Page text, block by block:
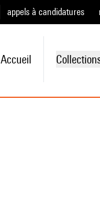
appels à candidatures
Accueil